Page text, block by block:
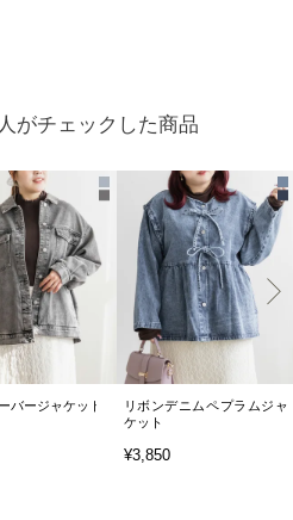
がチェックした商品
バージャケット
リボンデニムペプラムジャ
ケット
¥3,850